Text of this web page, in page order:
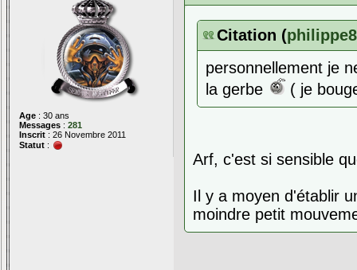
Age : 30 ans
Messages : 281
Inscrit : 26 Novembre 2011
Statut :
Citation (
personnellement je
la gerbe
( je
Arf, c'est si sensible
Il y a moyen d'établir
moindre petit